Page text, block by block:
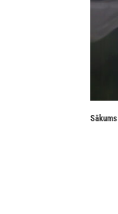
Sākums